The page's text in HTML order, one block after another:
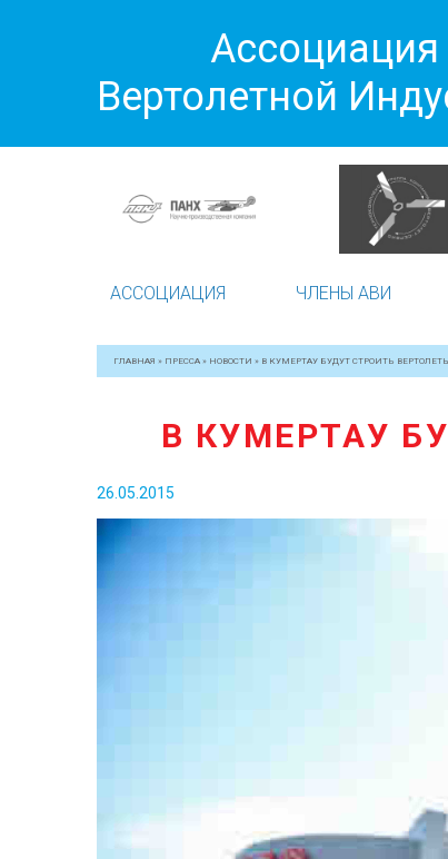
Ассоциация
Вертолетной
АССОЦИАЦИЯ ЧЛЕНЫ АВИ
ГЛАВНАЯ » ПРЕССА » НОВОСТИ » В КУМЕРТАУ БУДУТ СТРОИТЬ
В КУМЕРТАУ
26.05.2015